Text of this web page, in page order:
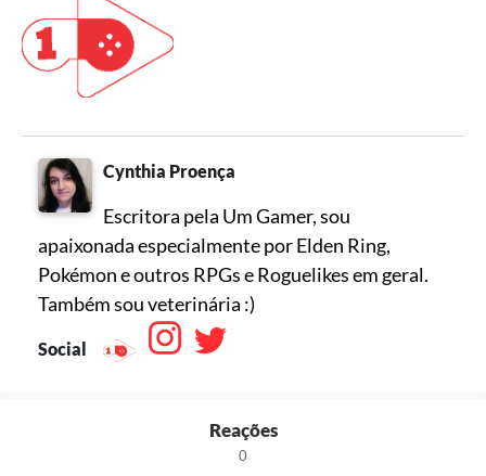
Cynthia Proença
Escritora pela Um Gamer, sou
apaixonada especialmente por Elden Ring,
Pokémon e outros RPGs e Roguelikes em geral.
Também sou veterinária :)
Social
Reações
0